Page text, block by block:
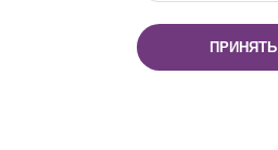
Эл. почта: inbox@nlb.by
ПРИНЯТЬ